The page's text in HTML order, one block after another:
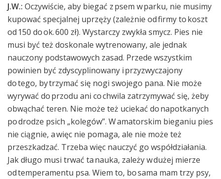
J.W.: Oczywiście, aby biegać z psem w parku, nie musimy
kupować specjalnej uprzęży (zależnie od firmy to koszt
od 150 do ok. 600 zł). Wystarczy zwykła smycz. Pies nie
musi być też doskonale wytrenowany, ale jednak
nauczony podstawowych zasad. Przede wszystkim
powinien być zdyscyplinowany i przyzwyczajony
do tego, by trzymać się nogi swojego pana. Nie może
wyrywać do przodu ani co chwila zatrzymywać się, żeby
obwąchać teren. Nie może też uciekać do napotkanych
po drodze psich „kolegów”. W amatorskim bieganiu pies
nie ciągnie, a więc nie pomaga, ale nie może też
przeszkadzać. Trzeba więc nauczyć go współdziałania.
Jak długo musi trwać ta nauka, zależy w dużej mierze
od temperamentu psa. Wiem to, bo sama mam trzy psy,